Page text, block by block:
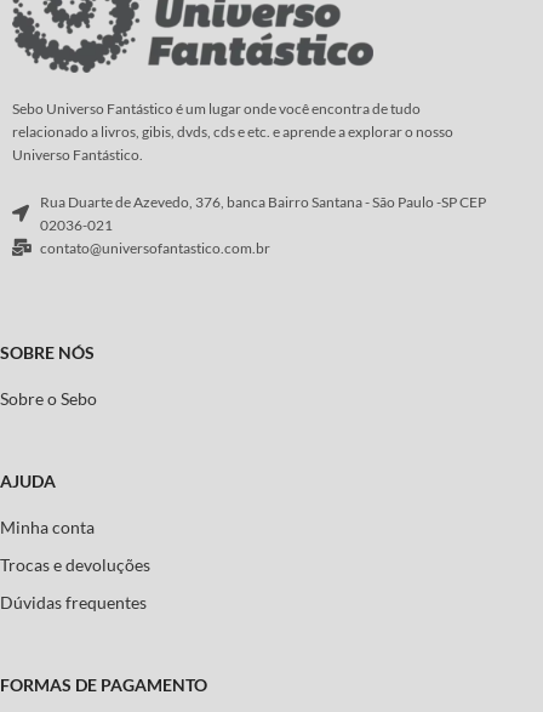
Sebo Universo Fantástico é um lugar onde você encontra de tudo
relacionado a livros, gibis, dvds, cds e etc. e aprende a explorar o nosso
Universo Fantástico.
Rua Duarte de Azevedo, 376, banca Bairro Santana - São Paulo -SP CEP
02036-021
contato@universofantastico.com.br
SOBRE NÓS
Sobre o Sebo
AJUDA
Minha conta
Trocas e devoluções
Dúvidas frequentes
FORMAS DE PAGAMENTO